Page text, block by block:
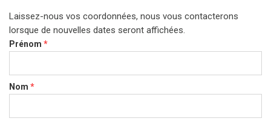
Laissez-nous vos coordonnées, nous vous contacterons
lorsque de nouvelles dates seront affichées.
Prénom *
Nom *